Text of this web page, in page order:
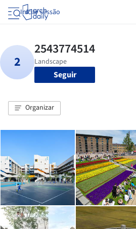
Iniciar sessão
Seguir
Organizar